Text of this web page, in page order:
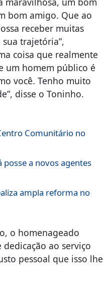
bom amigo. Que ao
receber muitas
trajetória”,
coisa que realmente
um homem público é
você. Tenho muito
disse o Toninho.
Comunitário no
a novos agentes
ampla reforma no
o homenageado
ao serviço
pessoal que isso lhe